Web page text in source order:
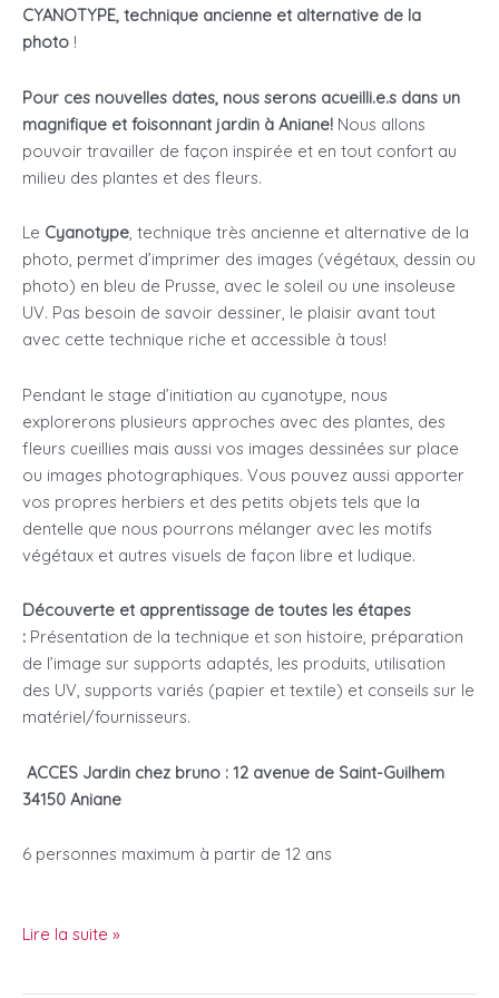
CYANOTYPE, technique ancienne et alternative de la
photo !
Pour ces nouvelles dates, nous serons acueilli.e.s dans un
magnifique et foisonnant jardin à Aniane! Nous allons
pouvoir travailler de façon inspirée et en tout confort au
milieu des plantes et des fleurs.
Le Cyanotype, technique très ancienne et alternative de la
photo, permet d’imprimer des images (végétaux, dessin ou
photo) en bleu de Prusse, avec le soleil ou une insoleuse
UV. Pas besoin de savoir dessiner, le plaisir avant tout
avec cette technique riche et accessible à tous!
Pendant le stage d’initiation au cyanotype, nous
explorerons plusieurs approches avec des plantes, des
fleurs cueillies mais aussi vos images dessinées sur place
ou images photographiques. Vous pouvez aussi apporter
vos propres herbiers et des petits objets tels que la
dentelle que nous pourrons mélanger avec les motifs
végétaux et autres visuels de façon libre et ludique.
Découverte et apprentissage de toutes les étapes
: Présentation de la technique et son histoire, préparation
de l’image sur supports adaptés, les produits, utilisation
des UV, supports variés (papier et textile) et conseils sur le
matériel/fournisseurs.
ACCES Jardin chez bruno : 12 avenue de Saint-Guilhem
34150 Aniane
6 personnes maximum à partir de 12 ans
stages
Lire la suite »